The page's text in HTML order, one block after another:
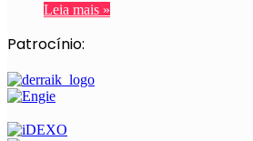
Leia mais »
Patrocínio: